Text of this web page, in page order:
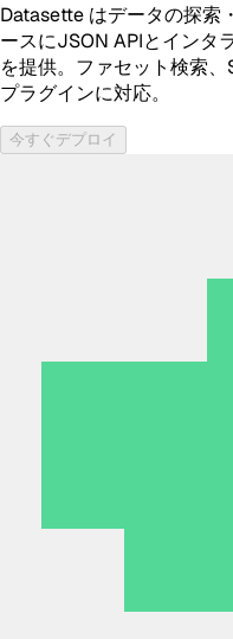
Datasette はデータの探索
ースにJSON APIとインタ
を提供。ファセット検索、
プラグインに対応。
今すぐデプロイ